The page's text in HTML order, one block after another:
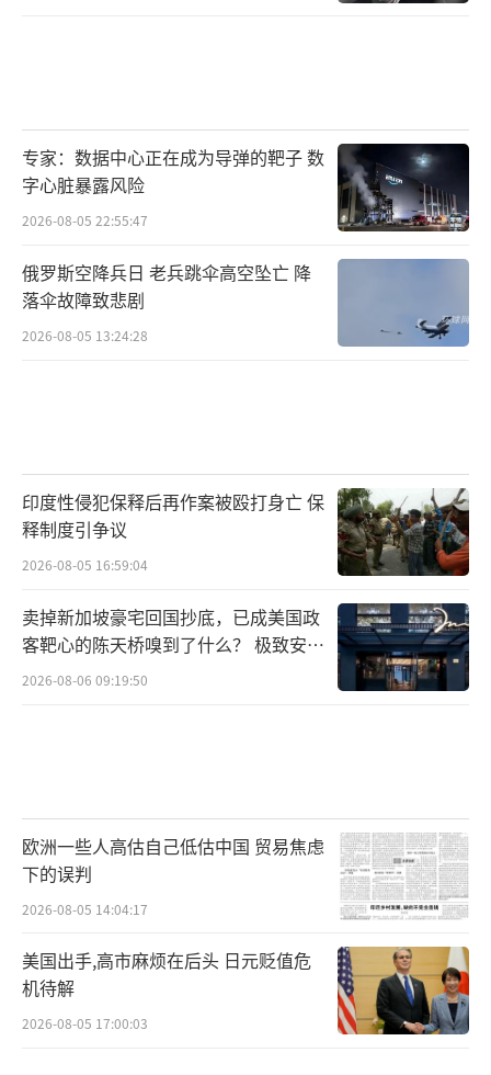
专家：数据中心正在成为导弹的靶子 数
字心脏暴露风险
2026-08-05 22:55:47
俄罗斯空降兵日 老兵跳伞高空坠亡 降
落伞故障致悲剧
2026-08-05 13:24:28
印度性侵犯保释后再作案被殴打身亡 保
释制度引争议
2026-08-05 16:59:04
卖掉新加坡豪宅回国抄底，已成美国政
客靶心的陈天桥嗅到了什么？ 极致安全
的追寻
2026-08-06 09:19:50
欧洲一些人高估自己低估中国 贸易焦虑
下的误判
2026-08-05 14:04:17
美国出手,高市麻烦在后头 日元贬值危
机待解
2026-08-05 17:00:03